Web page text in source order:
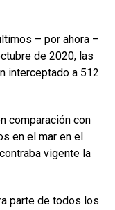
– por ahora –
de 2020, las
interceptado a 512
comparación con
en el mar en el
vigente la
parte de todos los